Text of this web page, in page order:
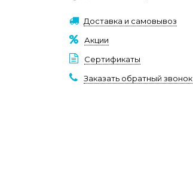
Доставка и самовывоз
Акции
Сертификаты
Заказать обратный звонок